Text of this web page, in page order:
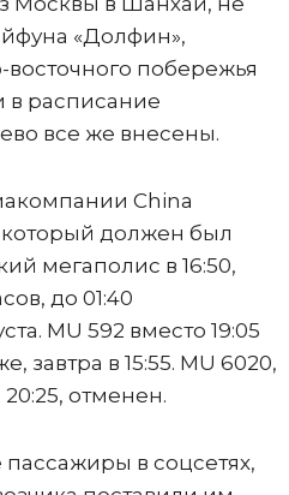
«Долфин»,
побережья
в расписание
все же внесены.
China
который должен был
мегаполис в 16:50,
до 01:40
MU 592 вместо 19:05
завтра в 15:55. MU 6020,
отменен.
в соцсетях,